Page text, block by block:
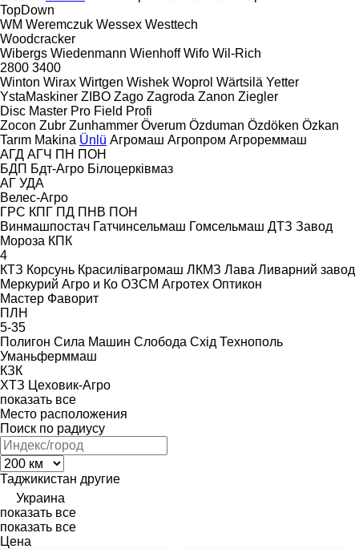
TopDown
WM Weremczuk Wessex Westtech
Woodcracker
Wibergs Wiedenmann Wienhoff Wifo Wil-Rich
2800 3400
Winton Wirax Wirtgen Wishek Woprol Wärtsilä Yetter
YstaMaskiner ZIBO Zago Zagroda Zanon Ziegler
Disc Master Pro Field Profi
Zocon Zubr Zunhammer Överum Özduman Özdöken Özkan
Tarım Makina Ünlü Агромаш Агропром Агрореммаш
АГД АГЧ ПН ПОН
БДП Бдт-Агро Білоцерківмаз
АГ УДА
Велес-Агро
ГРС КПГ ПД ПНВ ПОН
Винмашпостач Гатчинсельмаш Гомсельмаш ДТЗ Завод
Мороза КПК
4
КТЗ Корсунь Красилівагромаш ЛКМЗ Лава Ливарний завод
Меркурий Агро и Ко ОЗСМ Агротех Оптикон
Мастер Фаворит
ПЛН
5-35
Полигон Сила Машин Слобода Схід Технополь
Уманьферммаш
КЗК
ХТЗ Цеховик-Агро
показать все
Место расположения
Поиск по радиусу
Таджикистан другие
Украина
показать все
показать все
Цена